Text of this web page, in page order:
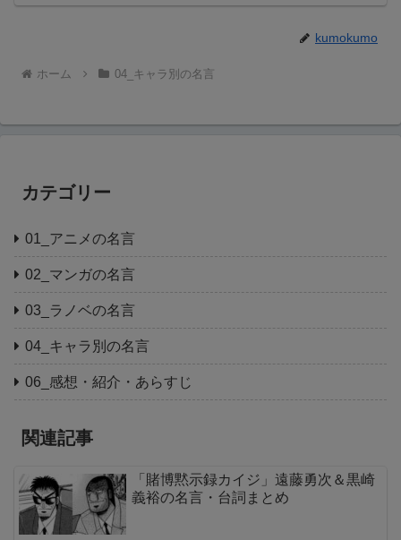
kumokumo
ホーム 04_キャラ別の名言
カテゴリー
01_アニメの名言
02_マンガの名言
03_ラノベの名言
04_キャラ別の名言
06_感想・紹介・あらすじ
関連記事
「賭博黙示録カイジ」遠藤勇次＆黒崎
義裕の名言・台詞まとめ